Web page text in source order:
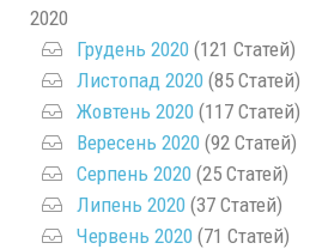
2020
Грудень 2020 (121 Статей)
Листопад 2020 (85 Статей)
Жовтень 2020 (117 Статей)
Вересень 2020 (92 Статей)
Серпень 2020 (25 Статей)
Липень 2020 (37 Статей)
Червень 2020 (71 Статей)